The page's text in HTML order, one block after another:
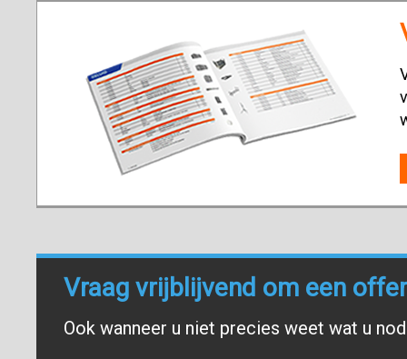
Vraag vrijblijvend om een
Ook wanneer u niet precies weet wat u